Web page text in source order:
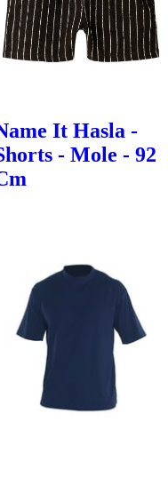
It Hasla -
- Mole - 92